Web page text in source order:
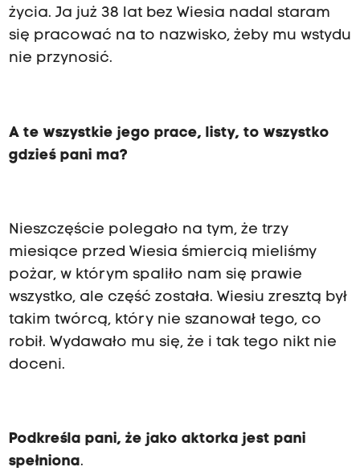
życia. Ja już 38 lat bez Wiesia nadal staram
się pracować na to nazwisko, żeby mu wstydu
nie przynosić.
A te wszystkie jego prace, listy, to wszystko
gdzieś pani ma?
Nieszczęście polegało na tym, że trzy
miesiące przed Wiesia śmiercią mieliśmy
pożar, w którym spaliło nam się prawie
wszystko, ale część została. Wiesiu zresztą był
takim twórcą, który nie szanował tego, co
robił. Wydawało mu się, że i tak tego nikt nie
doceni.
Podkreśla pani, że jako aktorka jest pani
spełniona.